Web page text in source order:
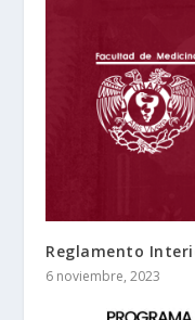
Reglamento
6 noviembre, 2023